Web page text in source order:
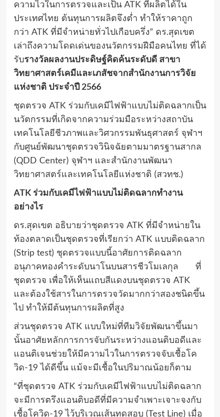
ความไวในการตรวจและเป็น ATK ที่ผลิตได้ใน
ประเทศไทย ต้นทุนการผลิตจึงต่ำ ทำให้ราคาถูก
กว่า ATK ที่มีจำหน่ายทั่วไปเกือบครึ่ง” ดร.สุดเขต
เล่าถึงความโดดเด่นของนวัตกรรมฝีมือคนไทย ที่ได้
รับรางวัลผลงานประดิษฐ์คิดค้นระดับดี สาขา
วิทยาศาสตร์เคมีและเภสัชจากสำนักงานการวิจัย
แห่งชาติ ประจำปี 2566
ชุดตรวจ ATK ร่วมกับเคมีไฟฟ้าแบบไม่ติดฉลากเป็น
นวัตกรรมที่เกิดจากความร่วมมือระหว่างสถาบัน
เทคโนโลยีชีวภาพและวิศวกรรมพันธุศาสตร์ จุฬาฯ
กับศูนย์พัฒนาชุดตรวจวินิจฉัยตามมาตรฐานสากล
(QDD Center) จุฬาฯ และสำนักงานพัฒนา
วิทยาศาสตร์และเทคโนโลยีแห่งชาติ (สวทช.)
ATK ร่วมกับเคมีไฟฟ้าแบบไม่ติดฉลากทำงาน
อย่างไร
ดร.สุดเขต อธิบายว่าชุดตรวจ ATKที่มีจำหน่ายใน
ท้องตลาดเป็นชุดตรวจที่เรียกว่า ATK แบบติดฉลาก
(Strip test) ชุดตรวจแบบนี้อาศัยการติดฉลาก
อนุภาคทองคำระดับนาโนบนสารชีวโมเลกุล ที่
ชุดตรวจ เพื่อให้เห็นแถบสีแดงบนชุดตรวจ ATK
และต้องใช้สารในการตรวจวัดมากกว่าสองชนิดขึ้น
ไป ทำให้มีต้นทุนการผลิตที่สูง
ส่วนชุดตรวจ ATK แบบใหม่ที่ทีมวิจัยพัฒนาขึ้นมา
นั้นอาศัยหลักการการจับกันระหว่างแอนติบอดีและ
แอนติเจนช่วยให้มีความไวในการตรวจจับเชื้อโค
วิด-19 ได้ดีขึ้น แม้จะมีเชื้อในปริมาณน้อยก็ตาม
“ที่ชุดตรวจ ATK ร่วมกับเคมีไฟฟ้าแบบไม่ติดฉลาก
จะมีการตรึงแอนติบอดีที่มีความจำเพาะเจาะจงกับ
เชื้อโควิด-19 ไว้บริเวณเส้นทดสอบ (Test Line) เมื่อ